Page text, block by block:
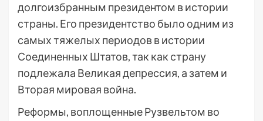
долгоизбранным президентом в истории
страны. Его президентство было одним из
самых тяжелых периодов в истории
Соединенных Штатов, так как страну
подлежала Великая депрессия, а затем и
Вторая мировая война.
Реформы, воплощенные Рузвельтом во